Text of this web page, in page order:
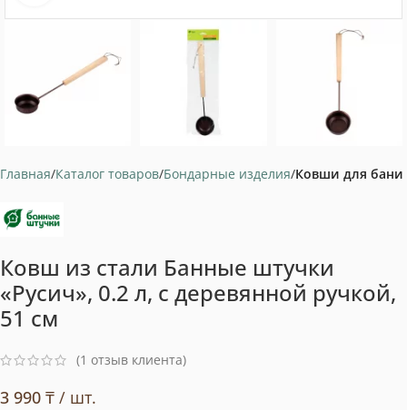
Главная Каталог товаров Бондарные изделия Ковши для бани
Ковш из стали Банные штучки
«Русич», 0.2 л, с деревянной ручкой,
51 см
(1 отзыв клиента)
3 990 ₸ / шт.